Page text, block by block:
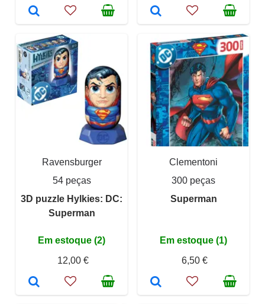
Ravensburger
54 peças
3D puzzle Hylkies: DC:
Superman
Em estoque (2)
12,00 €
Clementoni
300 peças
Superman
Em estoque (1)
6,50 €